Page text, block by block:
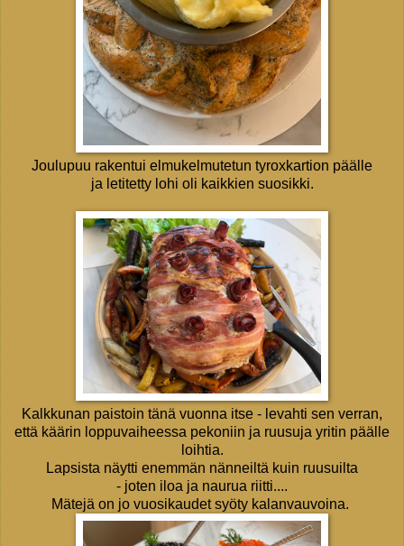
Joulupuu rakentui elmukelmutetun tyroxkartion päälle
ja letitetty lohi oli kaikkien suosikki.
Kalkkunan paistoin tänä vuonna itse - levahti sen verran,
että käärin loppuvaiheessa pekoniin ja ruusuja yritin päälle
loihtia.
Lapsista näytti enemmän nänneiltä kuin ruusuilta
- joten iloa ja naurua riitti....
Mätejä on jo vuosikaudet syöty kalanvauvoina.